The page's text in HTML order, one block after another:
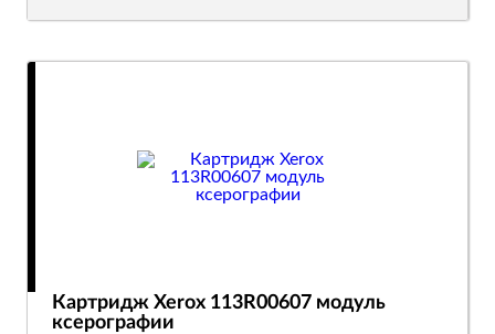
Картридж Xerox 113R00607 модуль
ксерографии